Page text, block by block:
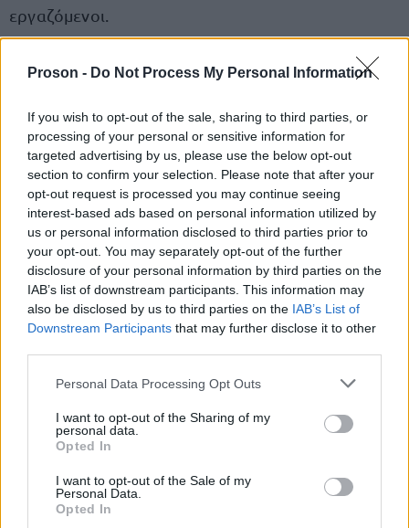
Proson - Do Not Process My Personal Information
If you wish to opt-out of the sale, sharing to third parties, or
processing of your personal or sensitive information for
targeted advertising by us, please use the below opt-out
section to confirm your selection. Please note that after your
opt-out request is processed you may continue seeing
interest-based ads based on personal information utilized by
us or personal information disclosed to third parties prior to
your opt-out. You may separately opt-out of the further
disclosure of your personal information by third parties on the
IAB’s list of downstream participants. This information may
also be disclosed by us to third parties on the IAB’s List of
Downstream Participants that may further disclose it to other
Please note that this website/app uses one or more Google
not limited to your visit or usage behaviour. You may click to
grant or deny consent to Google and its third-party tags to
use your data for below specified purposes in below Google
consent section.
Personal Data Processing Opt Outs
I want to opt-out of the Sharing of my
personal data.
Opted In
I want to opt-out of the Sale of my
Personal Data.
Opted In
εργαζόμενοι.
μόνο 2 ημέρες στα χέρια σας
ΑΣΕΠ: Εξ αποστάσεως η πιο Εύκολη
Πιστοποίηση Υπολογιστών σε 2
μέρες
Μάθε πρώτος όλες τις σημαντικές
ειδήσεις.
αναζήτησης της Google